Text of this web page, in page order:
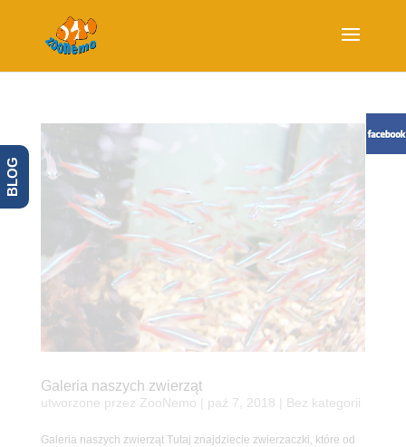
Galeria naszych zwierząt
utworzone przez ZooNemo paź 7, 2018 | Bez kategorii
Galeria naszych zwierząt Tutaj znajdziecie zwierzaczki, które od
BLOG